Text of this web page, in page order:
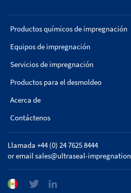
Productos químicos de impregnación
Equipos de impregnación
Servicios de impregnación
Productos para el desmoldeo
Acerca de
Contáctenos
Llamada +44 (0) 24 7625 8444
or emailsales@ultraseal-